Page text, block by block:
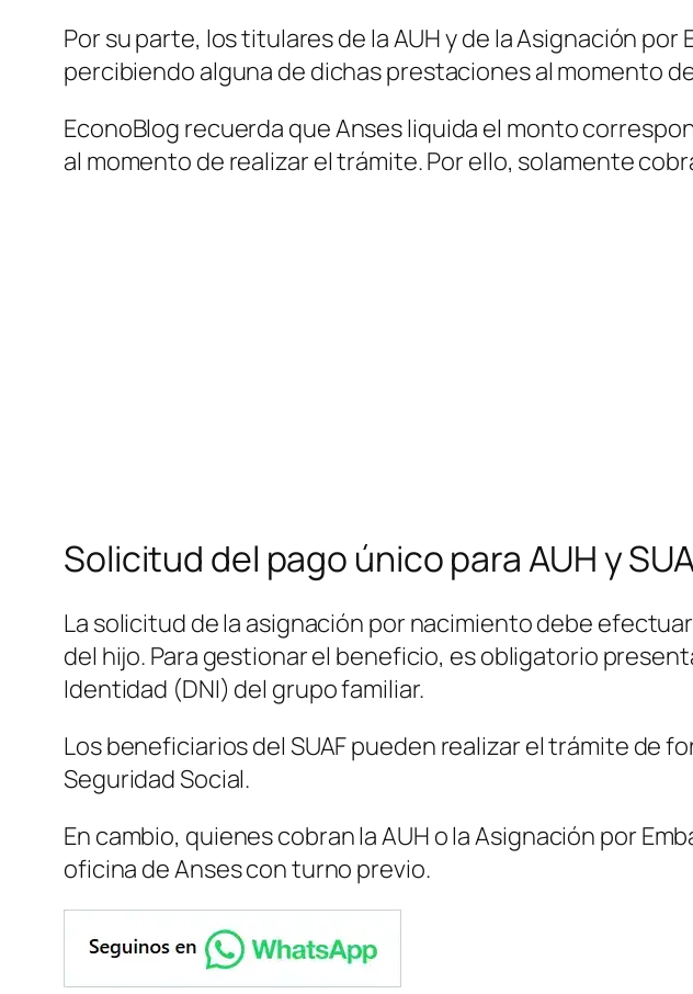
Por su parte, los titulares de la AUH y de la Asignación
percibiendo alguna de dichas prestaciones al momento
EconoBlog recuerda que Anses liquida el monto
al momento de realizar el trámite. Por ello, solamente
Solicitud del pago único para AUH y
La solicitud de la asignación por nacimiento debe
del hijo. Para gestionar el beneficio, es obligatorio
Identidad (DNI) del grupo familiar.
Los beneficiarios del SUAF pueden realizar el trámite de
Seguridad Social.
En cambio, quienes cobran la AUH o la Asignación por
oficina de Anses con turno previo.